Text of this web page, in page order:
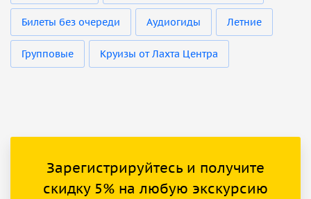
Билеты без очереди Аудиогиды Летние
Групповые Круизы от Лахта Центра
Зарегистрируйтесь и получите
скидку 5% на любую экскурсию